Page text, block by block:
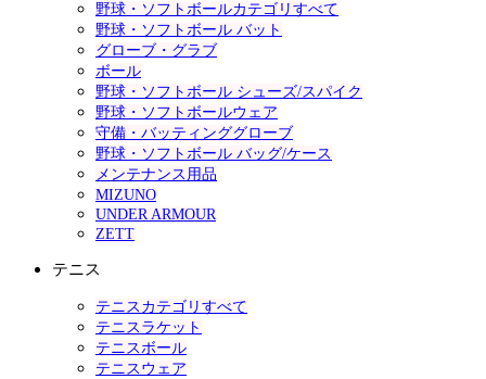
野球・ソフトボールカテゴリすべて
野球・ソフトボール バット
グローブ・グラブ
ボール
野球・ソフトボール シューズ/スパイク
野球・ソフトボールウェア
守備・バッティンググローブ
野球・ソフトボール バッグ/ケース
メンテナンス用品
MIZUNO
UNDER ARMOUR
ZETT
テニス
テニスカテゴリすべて
テニスラケット
テニスボール
テニスウェア